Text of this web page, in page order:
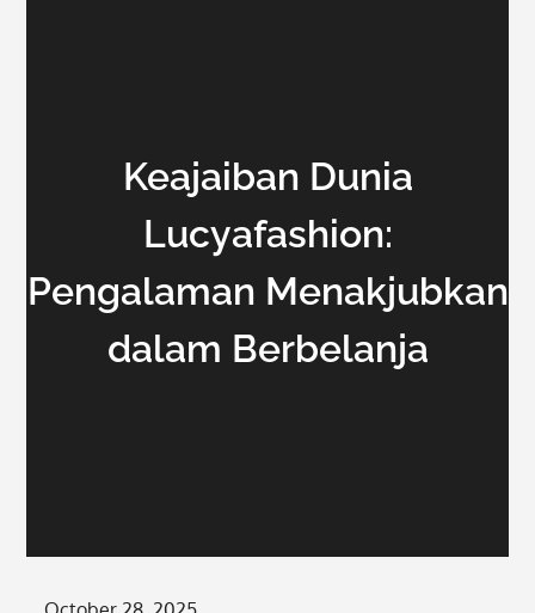
Keajaiban Dunia
Lucyafashion:
Pengalaman Menakjubkan
dalam Berbelanja
Posted